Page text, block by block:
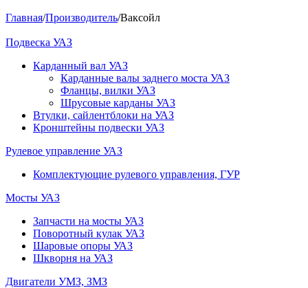
Главная/Производитель/Ваксойл
Подвеска УАЗ
Карданный вал УАЗ
Карданные валы заднего моста УАЗ
Фланцы, вилки УАЗ
Шрусовые карданы УАЗ
Втулки, сайлентблоки на УАЗ
Кронштейны подвески УАЗ
Рулевое управление УАЗ
Комплектующие рулевого управления, ГУР
Мосты УАЗ
Запчасти на мосты УАЗ
Поворотный кулак УАЗ
Шаровые опоры УАЗ
Шкворня на УАЗ
Двигатели УМЗ, ЗМЗ